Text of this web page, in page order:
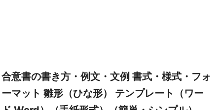
合意書の書き方・例文・文例 書式・様式・フォ
ーマット 雛形（ひな形） テンプレート（ワー